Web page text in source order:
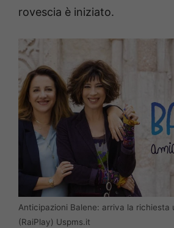
rovescia è iniziato.
Anticipazioni Balene: arriva la richiesta
(RaiPlay) Uspms.it